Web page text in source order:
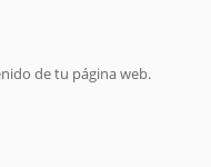
de tu página web.